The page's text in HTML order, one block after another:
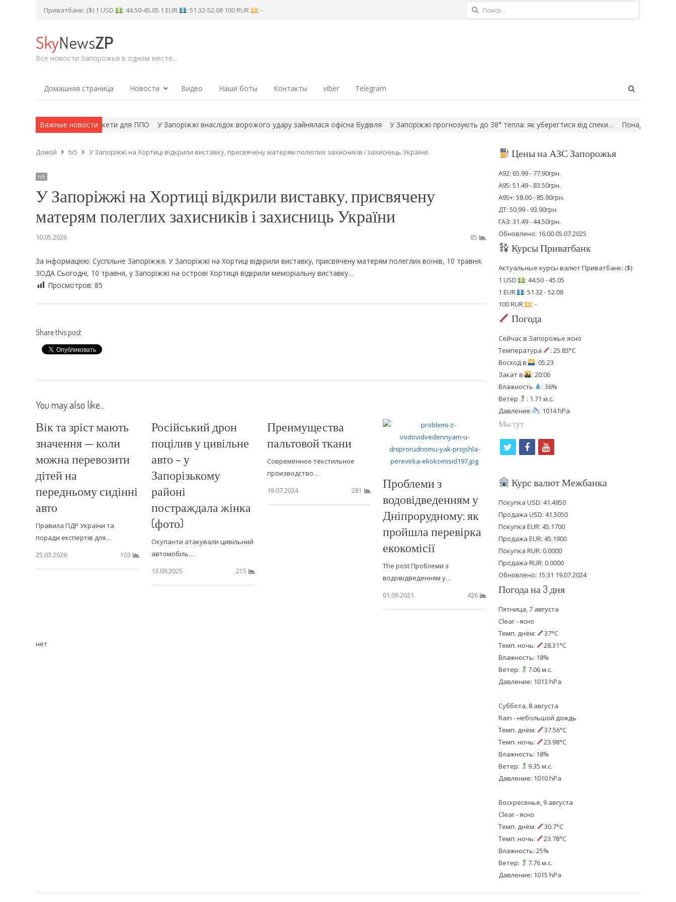
Приватбанк: ($) 1 USD : 44.50-45.05 1 EUR : 51.32-52.08 100 RUR : - Найти:
SkyNewsZP
Все новости Запорожья в одном месте...
Домашняя страница Новости Видео Наши боты Контакты viber Telegram
Важные новости
надати Україні ракети для ППО У Запоріжжі внаслідок ворожого удару зайнялася офісна будівля У Запоріжжі прогнозують до 38° тепла: як уберегтися від спеки… Понад рік вважали
Домой tv5 У Запоріжжі на Хортиці відкрили виставку, присвячену матерям полеглих захисників і захисниць України
tv5
У Запоріжжі на Хортиці відкрили виставку, присвячену
матерям полеглих захисників і захисниць України
10.05.2026 85
За інформацією: Суспільне Запоріжжя. У Запоріжжі на Хортиці відкрили виставку, присвячену матерям полеглих воїнів, 10 травня.
ЗОДА Сьогодні, 10 травня, у Запоріжжі на острові Хортиця відкрили меморіальну виставку…
Просмотров: 85
Share this post
You may also like...
Вік та зріст мають
значення — коли
можна перевозити
дітей на
передньому сидінні
авто
Правила ПДР України та
поради експертів для…
25.03.2026
103
Російський дрон
поцілив у цивільне
авто – у
Запорізькому
районі
постраждала жінка
(фото)
Окупанти атакували цивільний
автомобіль…
13.09.2025
215
Преимущества
пальтовой ткани
Современное текстильное
производство…
19.07.2024
281
Проблеми з
водовідведенням у
Дніпрорудному: як
пройшла перевірка
екокомісії
The post Проблеми з
водовідведенням у…
01.09.2021
426
нет
Цены на АЗС Запорожья
А92: 65.99 - 77.90грн.
А95: 51.49 - 83.50грн.
А95+: 58.00 - 85.90грн.
ДТ: 50.99 - 93.90грн.
ГАЗ: 31.49 - 44.50грн.
Обновлено: 16:00 05.07.2025
Курсы Приватбанк
Актуальные курсы валют Приватбанк: ($)
1 USD
: 44.50 - 45.05
1 EUR
: 51.32 - 52.08
100 RUR
: -
Погода
Сейчас в Запорожье ясно
Температура
: 25.83°C
Восход в
: 05:23
Закат в
: 20:06
Влажность
: 36%
Ветер
: 1.71 м.с.
Давление
: 1014 hPa
Мы тут
i
t
e
r
f
c
b
o
o
k
y
u
u
b
e
Курс валют Межбанка
Покупка USD: 41.4950
Продажа USD: 41.5050
Покупка EUR: 45.1700
Продажа EUR: 45.1900
Покупка RUR: 0.0000
Продажа RUR: 0.0000
Обновлено: 15:31 19.07.2024
Погода на 3 дня
Пятница, 7 августа
Clear - ясно
Темп. днём:
37°C
Темп. ночь:
28.31°C
Влажность: 18%
Ветер:
7.06 м.с.
Давление: 1013 hPa
Суббота, 8 августа
Rain - небольшой дождь
Темп. днём:
37.56°C
Темп. ночь:
23.98°C
Влажность: 18%
Ветер:
9.35 м.с.
Давление: 1010 hPa
Воскресенье, 9 августа
Clear - ясно
Темп. днём:
30.7°C
Темп. ночь:
23.78°C
Влажность: 25%
Ветер:
7.76 м.с.
Давление: 1015 hPa